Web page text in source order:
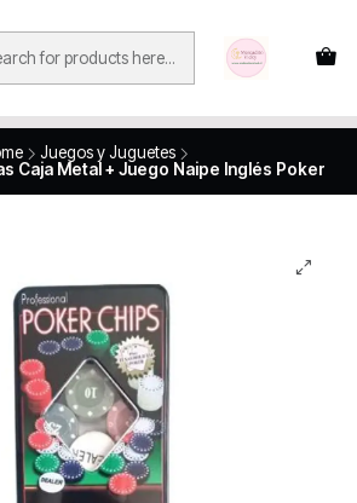
Juegos y Juguetes
Caja Metal + Juego Naipe Inglés Poker